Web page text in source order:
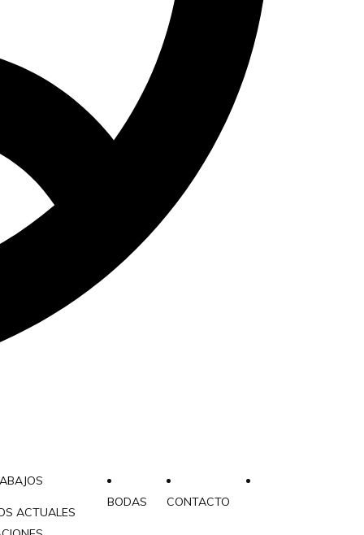
ACTUALES
BODAS CONTACTO